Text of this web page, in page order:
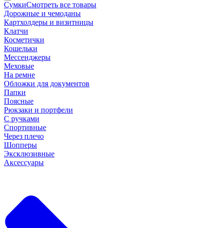
СумкиСмотреть все товары
Дорожные и чемоданы
Картхолдеры и визитницы
Клатчи
Косметички
Кошельки
Мессенджеры
Меховые
На ремне
Обложки для документов
Папки
Поясные
Рюкзаки и портфели
С ручками
Спортивные
Через плечо
Шопперы
Эксклюзивные
Аксессуары